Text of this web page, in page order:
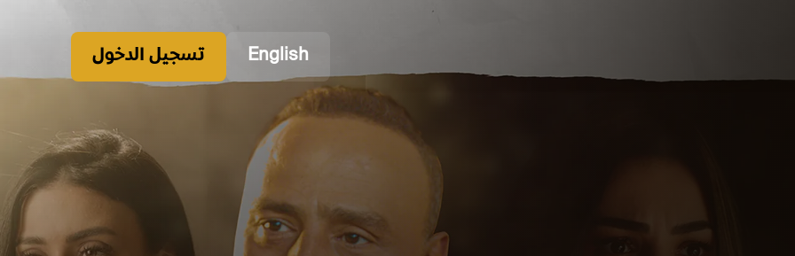
English تسجيل الدخول